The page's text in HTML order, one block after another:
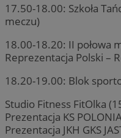
17.50-18.00: Szkoła
meczu)
18.00-18.20: II połowa
Reprezentacja Polski –
18.20-19.00: Blok
Studio Fitness FitOlka
Prezentacja KS
Prezentacja JKH GKS